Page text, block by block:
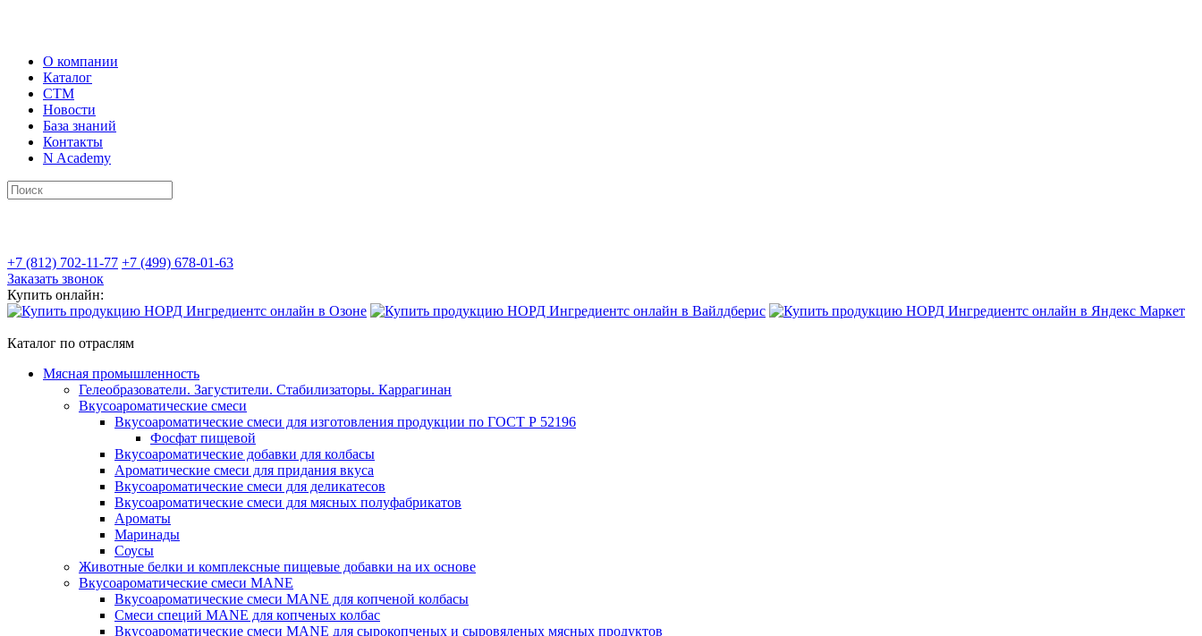
О компании
Каталог
СТМ
Новости
База знаний
Контакты
N Academy
+7 (812) 702-11-77 +7 (499) 678-01-63
Заказать звонок
Купить онлайн:
Каталог по отраслям
Мясная промышленность
Гелеобразователи. Загустители. Стабилизаторы. Каррагинан
Вкусоароматические смеси
Вкусоароматические смеси для изготовления продукции по ГОСТ Р 52196
Фосфат пищевой
Вкусоароматические добавки для колбасы
Ароматические смеси для придания вкуса
Вкусоароматические смеси для деликатесов
Вкусоароматические смеси для мясных полуфабрикатов
Ароматы
Маринады
Соусы
Животные белки и комплексные пищевые добавки на их основе
Вкусоароматические смеси MANE
Вкусоароматические смеси MANE для копченой колбасы
Смеси специй MANE для копченых колбас
Вкусоароматические смеси MANE для сырокопченых и сыровяленых мясных продуктов